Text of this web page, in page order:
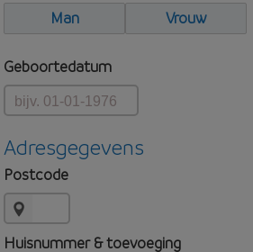
Man
Vrouw
Geboortedatum
Adresgegevens
Postcode
Huisnummer & toevoeging